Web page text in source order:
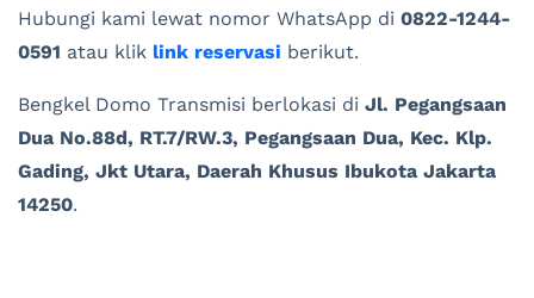
Hubungi kami lewat nomor WhatsApp di 0822-1244-
0591 atau klik link reservasi berikut.
Bengkel Domo Transmisi berlokasi di Jl. Pegangsaan
Dua No.88d, RT.7/RW.3, Pegangsaan Dua, Kec. Klp.
Gading, Jkt Utara, Daerah Khusus Ibukota Jakarta
14250.